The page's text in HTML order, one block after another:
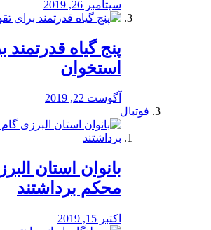
سپتامبر 26, 2019
پنج گیاه قدرتمند
استخوان
آگوست 22, 2019
فوتبال
بانوان استان
محكم برداشتند
اکتبر 15, 2019